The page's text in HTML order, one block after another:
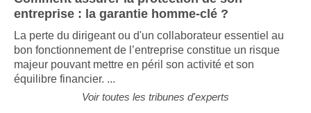
entreprise : la garantie homme-clé ?
La perte du dirigeant ou d'un collaborateur essentiel au
bon fonctionnement de l’entreprise constitue un risque
majeur pouvant mettre en péril son activité et son
équilibre financier. ...
Voir toutes les tribunes d'experts